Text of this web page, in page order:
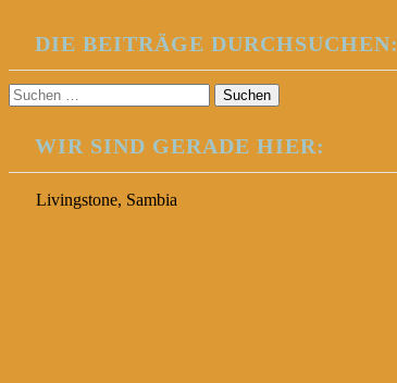
DIE BEITRÄGE DURCHSUCHEN:
Suchen
nach:
WIR SIND GERADE HIER:
Livingstone, Sambia